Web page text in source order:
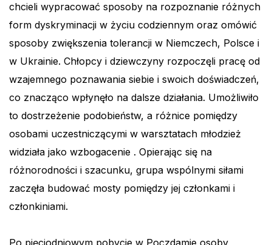
chcieli wypracować sposoby na rozpoznanie różnych
form dyskryminacji w życiu codziennym oraz omówić
sposoby zwiększenia tolerancji w Niemczech, Polsce i
w Ukrainie. Chłopcy i dziewczyny rozpoczęli pracę od
wzajemnego poznawania siebie i swoich doświadczeń,
co znacząco wpłynęło na dalsze działania. Umożliwiło
to dostrzeżenie podobieństw, a różnice pomiędzy
osobami uczestniczącymi w warsztatach młodzież
widziała jako wzbogacenie . Opierając się na
różnorodności i szacunku, grupa wspólnymi siłami
zaczęła budować mosty pomiędzy jej członkami i
członkiniami.